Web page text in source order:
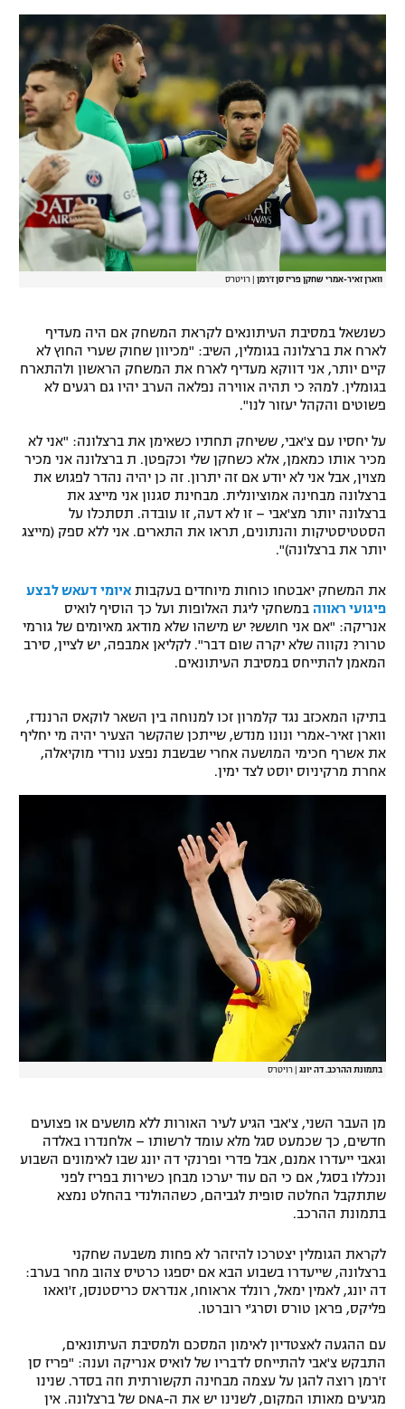
ווארן זאיר-אמרי שחקן פריז סן ז'רמן רויטרס
כשנשאל במסיבת העיתונאים לקראת המשחק אם היה מעדיף
לארח את ברצלונה בגומלין, השיב: "מכיוון שחוק שערי החוץ לא
קיים יותר, אני דווקא מעדיף לארח את המשחק הראשון ולהתארח
בגומלין. למה? כי תהיה אווירה נפלאה הערב יהיו גם רגעים לא
פשוטים והקהל יעזור לנו".
על יחסיו עם צ'אבי, ששיחק תחתיו כשאימן את ברצלונה: "אני לא
מכיר אותו כמאמן, אלא כשחקן שלי וכקפטן. ת ברצלונה אני מכיר
מצוין, אבל אני לא יודע אם זה יתרון. זה כן יהיה נהדר לפגוש את
ברצלונה מבחינה אמוציונלית. מבחינת סגנון אני מייצג את
ברצלונה יותר מצ'אבי – זו לא דעה, זו עובדה. תסתכלו על
הסטטיסטיקות והנתונים, תראו את התארים. אני ללא ספק (מייצג
יותר את ברצלונה)".
את המשחק יאבטחו כוחות מיוחדים בעקבות איומי דעאש לבצע
פיגועי ראווה במשחקי ליגת האלופות ועל כך הוסיף לואיס
אנריקה: "אם אני חושש? יש מישהו שלא מודאג מאיומים של גורמי
טרור? נקווה שלא יקרה שום דבר". לקליאן אמבפה, יש לציין, סירב
המאמן להתייחס במסיבת העיתונאים.
בתיקו המאכזב נגד קלמרון זכו למנוחה בין השאר לוקאס הרננדז,
ווארן זאיר-אמרי ונונו מנדש, שייתכן שהקשר הצעיר יהיה מי יחליף
את אשרף חכימי המושעה אחרי שבשבת נפצע נורדי מוקיאלה,
אחרת מרקיניוס יוסט לצד ימין.
בתמונת ההרכב. דה יונג רויטרס
מן העבר השני, צ'אבי הגיע לעיר האורות ללא מושעים או פצועים
חדשים, כך שכמעט סגל מלא עומד לרשותו – אלחנדרו באלדה
וגאבי ייעדרו אמנם, אבל פדרי ופרנקי דה יונג שבו לאימונים השבוע
ונכללו בסגל, אם כי הם עוד יערכו מבחן כשירות בפריז לפני
שתתקבל החלטה סופית לגביהם, כשההולנדי בהחלט נמצא
בתמונת ההרכב.
לקראת הגומלין יצטרכו להיזהר לא פחות משבעה שחקני
ברצלונה, שייעדרו בשבוע הבא אם יספגו כרטיס צהוב מחר בערב:
דה יונג, לאמין ימאל, רונלד אראוחו, אנדראס כריסטנסן, ז'ואאו
פליקס, פראן טורס וסרג'י רוברטו.
עם ההגעה לאצטדיון לאימון המסכם ולמסיבת העיתונאים,
התבקש צ'אבי להתייחס לדבריו של לואיס אנריקה וענה: "פריז סן
ז'רמן רוצה להגן על עצמה מבחינה תקשורתית וזה בסדר. שנינו
מגיעים מאותו המקום, לשנינו יש את ה-DNA של ברצלונה. אין